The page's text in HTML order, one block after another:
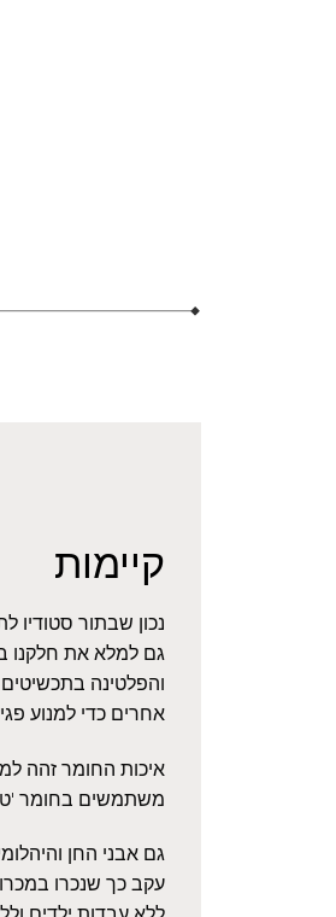
קיימות
נכון שבתור סטודיו
גם למלא את חלקנו
והפלטינה
אחרים כדי למנוע
איכות החומר זהה
משתמשים בחומר
גם אבני החן
עקב כך שנכרו